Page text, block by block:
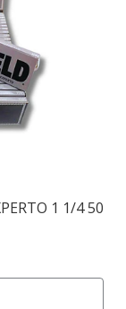
1 1/4 50